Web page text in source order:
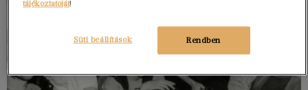
tájékoztatóját!
Rendben
Süti beállítások